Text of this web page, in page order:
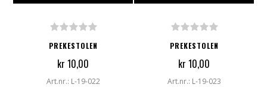
PREKESTOLEN
kr 10,00
Art.nr.: L-19-022
PREKESTOLEN
kr 10,00
Art.nr.: L-19-023